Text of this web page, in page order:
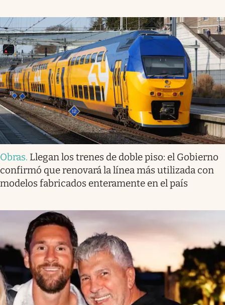
Obras. Llegan los trenes de doble piso: el Gobierno
confirmó que renovará la línea más utilizada con
modelos fabricados enteramente en el país